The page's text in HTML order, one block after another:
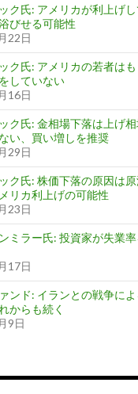
ク氏: アメリカが利上げ
びせる可能性
22日
ク氏: アメリカの若者は
していない
16日
ク氏: 金相場下落は上げ
い、買い増しを推奨
29日
ク氏: 株価下落の原因は
リカ利上げの可能性
23日
ミラー氏: 投資家が失業
17日
ンド: イランとの戦争に
からも続く
9日